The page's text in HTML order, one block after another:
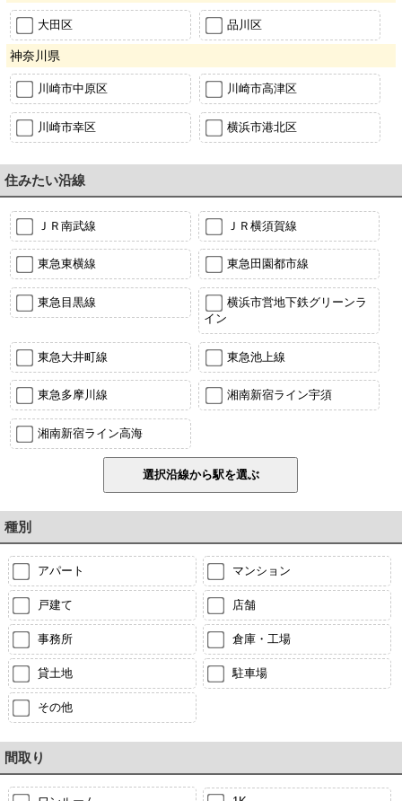
大田区 品川区
神奈川県
川崎市中原区 川崎市高津区
川崎市幸区 横浜市港北区
住みたい沿線
ＪＲ南武線 ＪＲ横須賀線
東急東横線 東急田園都市線
東急目黒線
横浜市営地下鉄グリーンラ
イン
東急大井町線 東急池上線
東急多摩川線 湘南新宿ライン宇須
湘南新宿ライン高海
種別
アパート マンション
戸建て 店舗
事務所 倉庫・工場
貸土地 駐車場
その他
間取り